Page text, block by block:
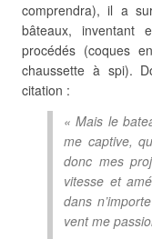
comprendra), il a
bâteaux, inventant
procédés (coques
chaussette à spi).
citation :
« Mais le
me captive,
donc mes
vitesse et
dans
vent me